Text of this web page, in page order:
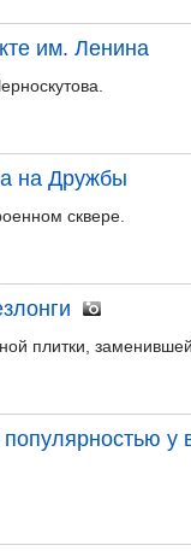
им. Ленина
на Дружбы
сквере.
плитки,
у